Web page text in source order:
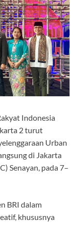
Indonesia
2 turut
Urban
di Jakarta
Senayan, pada 7–
BRI dalam
khususnya